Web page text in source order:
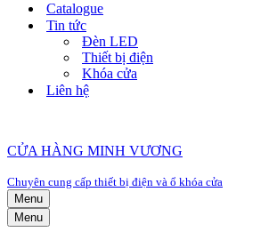
Catalogue
Tin tức
Đèn LED
Thiết bị điện
Khóa cửa
Liên hệ
CỬA HÀNG MINH VƯƠNG
Chuyên cung cấp thiết bị điện và ổ khóa cửa
Menu
Menu